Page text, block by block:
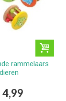
rammelaars
dieren